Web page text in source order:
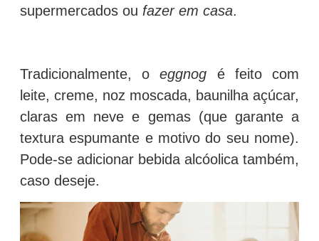
supermercados ou fazer em casa.
Tradicionalmente, oeggnog é feito com
leite, creme, noz moscada, baunilha açúcar,
claras em neve e gemas (que garante a
textura espumante e motivo do seu nome).
Pode-se adicionar bebida alcóolica também,
caso deseje.